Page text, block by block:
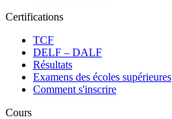
Certifications
TCF
DELF – DALF
Résultats
Examens des écoles supérieures
Comment s'inscrire
Cours